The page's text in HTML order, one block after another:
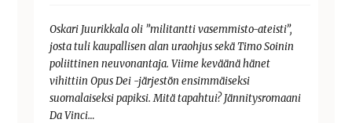
Oskari Juurikkala oli ”militantti vasemmisto-ateisti”,
josta tuli kaupallisen alan uraohjus sekä Timo Soinin
poliittinen neuvonantaja. Viime keväänä hänet
vihittiin Opus Dei -järjestön ensimmäiseksi
suomalaiseksi papiksi. Mitä tapahtui? Jännitysromaani
Da Vinci…